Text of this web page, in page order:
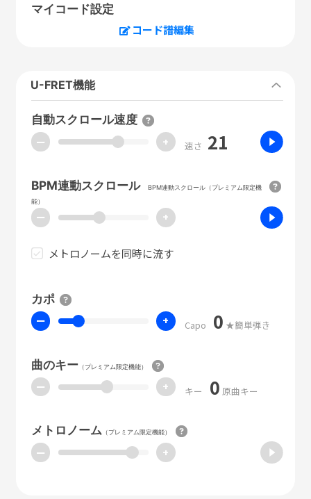
マイコード設定
コード譜編集
U-FRET機能
自動スクロール速度
ー + 速さ 21
BPM連動スクロール
BPM連動スクロール（プレミアム限定機
能）
ー +
メトロノームを同時に流す
カポ
ー + Capo 0 ★簡単弾き
曲のキー（プレミアム限定機能）
ー + キー 0 原曲キー
メトロノーム（プレミアム限定機能）
ー +